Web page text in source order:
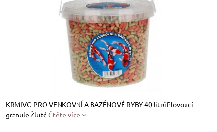
KRMIVO PRO VENKOVNÍ A BAZÉNOVÉ RYBY 40 litrůPlovoucí
granule Žluté Čtěte více